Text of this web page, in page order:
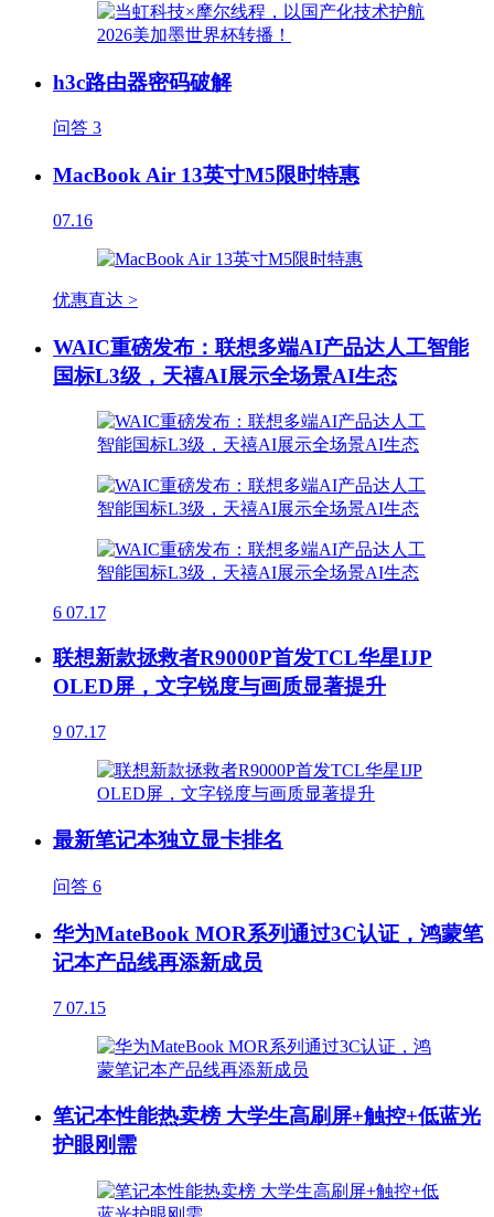
h3c路由器密码破解
问答 3
MacBook Air 13英寸M5限时特惠
07.16
优惠直达 >
WAIC重磅发布：联想多端AI产品达人工智能
国标L3级，天禧AI展示全场景AI生态
6 07.17
联想新款拯救者R9000P首发TCL华星IJP
OLED屏，文字锐度与画质显著提升
9 07.17
最新笔记本独立显卡排名
问答 6
华为MateBook MOR系列通过3C认证，鸿蒙笔
记本产品线再添新成员
7 07.15
笔记本性能热卖榜 大学生高刷屏+触控+低蓝光
护眼刚需